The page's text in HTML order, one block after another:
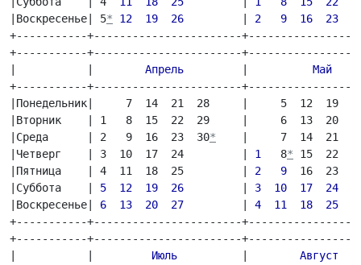
|Воскресенье| 5* 12 19  26 2   9  16 23
+-----------+-----------------------
+-----------+-----------------------
Апрель Май
+-----------+-----------------------
|Понедельник|     7  14  21  28     |     5  12
|Вторник    | 1   8  15  22  29     |     6  13  20
|Среда      | 2   9  16  23  30*
|     7  14  21
|Четверг    | 3  10  17  24         | 1
  8
* 15  22
|Пятница    | 4  11  18  25         | 2 9
16  23
|Суббота    | 5  12  19  26 3 10
17  24
|Воскресенье| 6  13  20  27 4 11 18  25
+-----------+-----------------------
+-----------+-----------------------
Июль Август